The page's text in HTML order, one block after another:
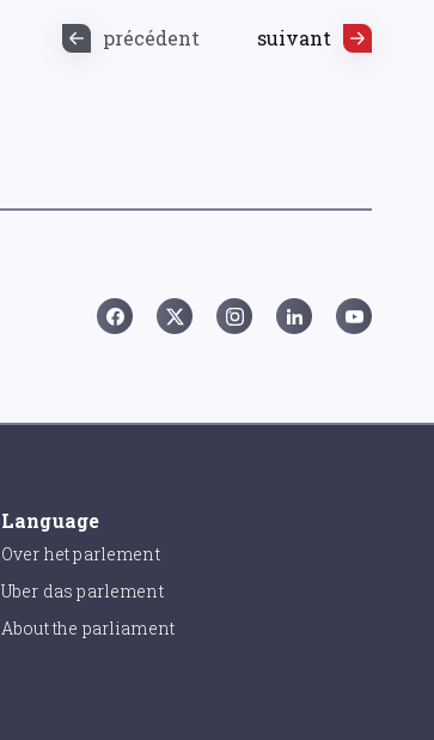
précédent suivant
Language
Over het parlement
Uber das parlement
About the parliament